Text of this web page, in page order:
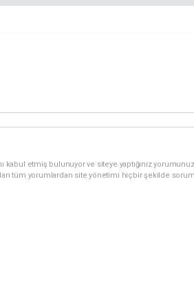
kabul etmiş bulunuyor ve siteye yaptığınız
tüm yorumlardan site yönetimi hiçbir şekilde